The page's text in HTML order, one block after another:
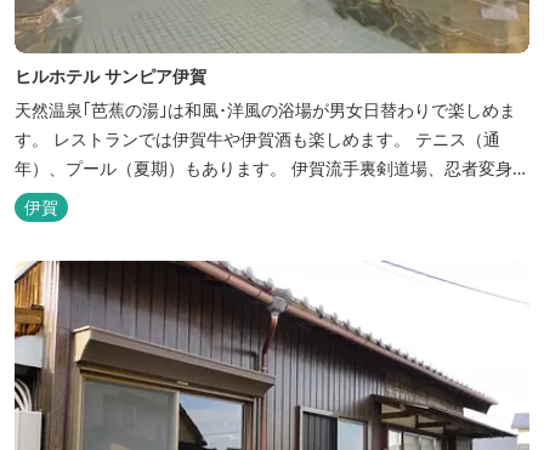
ヒルホテル サンピア伊賀
天然温泉｢芭蕉の湯｣は和風･洋風の浴場が男女日替わりで楽しめま
す。 レストランでは伊賀牛や伊賀酒も楽しめます。 テニス（通
年）、プール（夏期）もあります。 伊賀流手裏剣道場、忍者変身処
を常設しております。 ★ＨＰが新しくなりました！
http://www.hh-sunpia-iga.co.jp ※日替わりランチ、日替わり薬湯
伊賀